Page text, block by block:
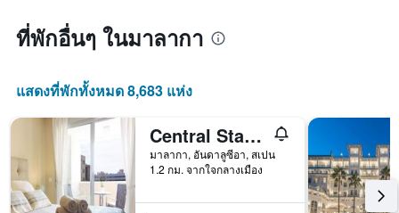
1
ดง
เฉลี่ย
ห้อง
พัก
ที่พักอื่นๆ ในมาลากา
แสดงที่พักทั้งหมด 8,683 แห่ง
Central Station Exclusive
มาลากา, อันดาลูซีอา, สเปน
1.2 กม. จากใจกลางเมือง